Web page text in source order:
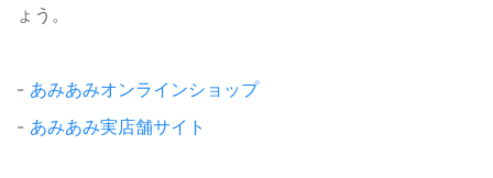
ょう。
- あみあみオンラインショップ
- あみあみ実店舗サイト